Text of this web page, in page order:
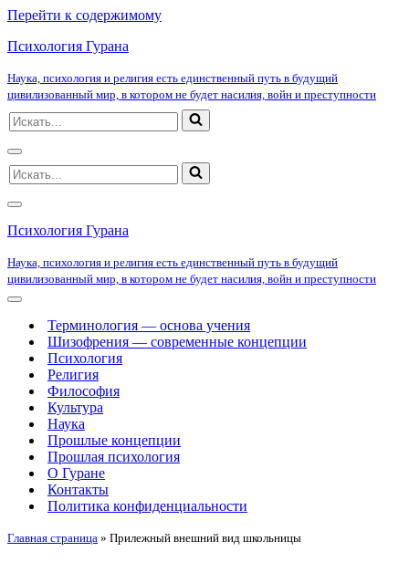
Перейти к содержимому
Психология Гурана
Наука, психология и религия есть единственный путь в будущий
цивилизованный мир, в котором не будет насилия, войн и преступности
Искать...
Меню
навигации
Искать...
Меню
навигации
Психология Гурана
Наука, психология и религия есть единственный путь в будущий
цивилизованный мир, в котором не будет насилия, войн и преступности
Меню
навигацииТерминология — основа учения
Шизофрения — современные концепции
Психология
Религия
Философия
Культура
Наука
Прошлые концепции
Прошлая психология
О Гуране
Контакты
Политика конфиденциальности
Главная страница » Прилежный внешний вид школьницы